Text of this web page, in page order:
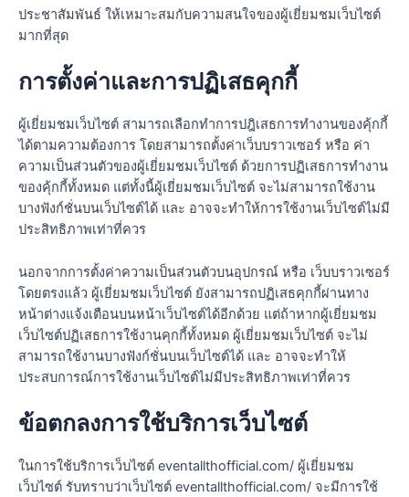
ประชาสัมพันธ์ ให้เหมาะสมกับความสนใจของผู้เยี่ยมชมเว็บไซต์
มากที่สุด
การตั้งค่าและการปฏิเสธคุกกี้
ผู้เยี่ยมชมเว็บไซต์ สามารถเลือกทำการปฎิเสธการทำงานของคุ้กกี้
ได้ตามความต้องการ โดยสามารถตั้งค่าเว็บบราวเซอร์ หรือ ค่า
ความเป็นส่วนตัวของผู้เยี่ยมชมเว็บไซต์ ด้วยการปฏิเสธการทำงาน
ของคุ้กกี้ทั้งหมด แต่ทั้งนี้ผู้เยี่ยมชมเว็บไซต์ จะไม่สามารถใช้งาน
บางฟังก์ชั่นบนเว็บไซต์ได้ และ อาจจะทำให้การใช้งานเว็บไซต์ไม่มี
ประสิทธิภาพเท่าที่ควร
นอกจากการตั้งค่าความเป็นส่วนตัวบนอุปกรณ์ หรือ เว็บบราวเซอร์
โดยตรงแล้ว ผู้เยี่ยมชมเว็บไซต์ ยังสามารถปฏิเสธคุกกี้ผ่านทาง
หน้าต่างแจ้งเตือนบนหน้าเว็บไซต์ได้อีกด้วย แต่ถ้าหากผู้เยี่ยมชม
เว็บไซต์ปฏิเสธการใช้งานคุกกี้ทั้งหมด ผู้เยี่ยมชมเว็บไซต์ จะไม่
สามารถใช้งานบางฟังก์ชั่นบนเว็บไซต์ได้ และ อาจจะทำให้
ประสบการณ์การใช้งานเว็บไซต์ไม่มีประสิทธิภาพเท่าที่ควร
ข้อตกลงการใช้บริการเว็บไซต์
ในการใช้บริการเว็บไซต์ eventallthofficial.com/ ผู้เยี่ยมชม
เว็บไซต์ รับทราบว่าเว็บไซต์ eventallthofficial.com/ จะมีการใช้